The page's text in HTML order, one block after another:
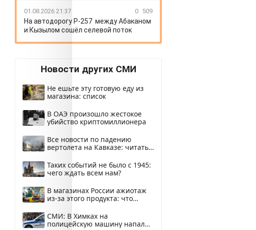
01.08.2026 21:37 0 509
На автодорогу Р-257 между Абаканом
и Кызылом сошёл селевой поток
Новости других СМИ
Не ешьте эту готовую еду из
магазина: список
В ОАЭ произошло жестокое
убийство криптомиллионера
Все новости по падению
вертолета на Кавказе: читать
Таких событий не было с 1945:
чего ждать всем нам?
В магазинах России ажиотаж
из-за этого продукта: что
СМИ: В Химках на
полицейскую машину напали